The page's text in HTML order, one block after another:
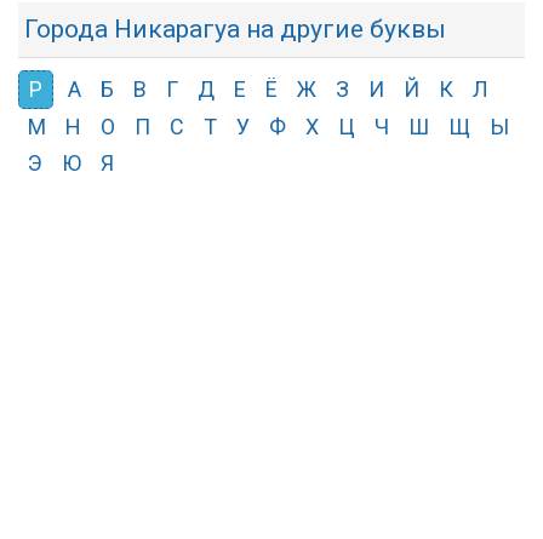
Города Никарагуа на другие буквы
Р А Б В Г Д Е Ё Ж З И Й К
Л
М
Н О П С Т У Ф Х Ц Ч Ш Щ
Ы
Э
Ю Я